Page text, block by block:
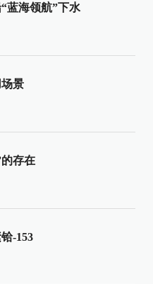
蓝海领航”下水
景
存在
-153